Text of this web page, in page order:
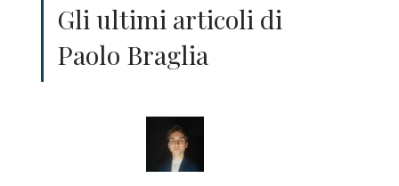
Gli ultimi articoli di
Paolo Braglia